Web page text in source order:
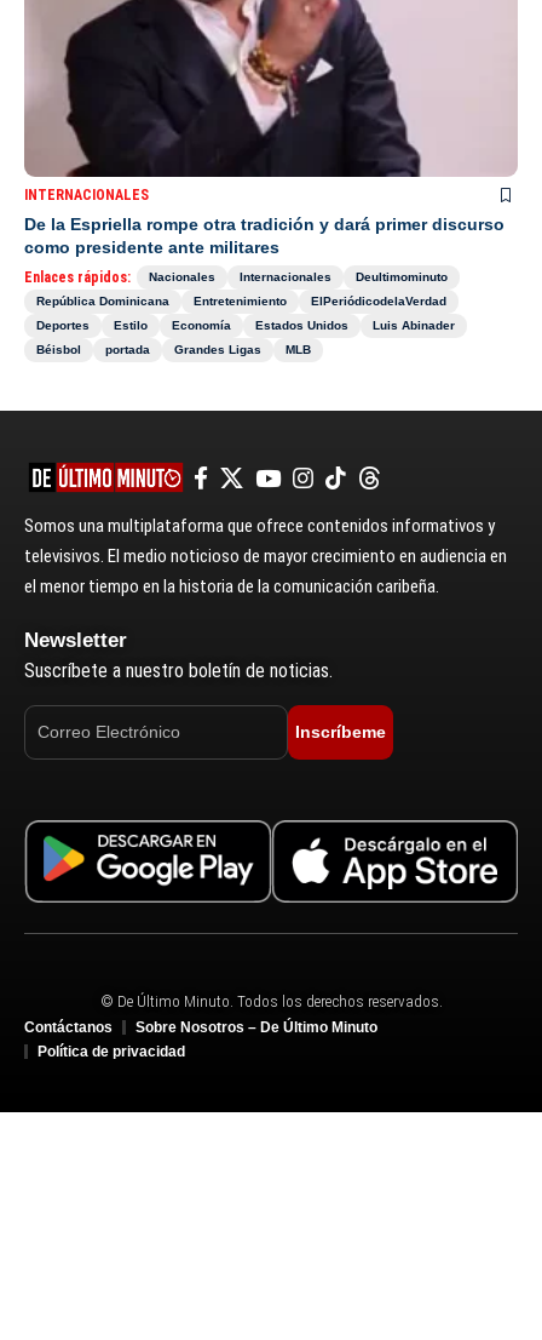
INTERNACIONALES
De la Espriella rompe otra tradición y dará primer discurso
como presidente ante militares
Enlaces rápidos: Nacionales Internacionales
Deultimominuto
República Dominicana
Entretenimiento
ElPeriódicodelaVerdad
Deportes
Estilo Economía Estados Unidos
Luis Abinader
Béisbol
portada Grandes Ligas MLB
Somos una multiplataforma que ofrece contenidos informativos y
televisivos. El medio noticioso de mayor crecimiento en audiencia en
el menor tiempo en la historia de la comunicación caribeña.
Newsletter
Suscríbete a nuestro boletín de noticias.
Inscríbeme
© De Último Minuto. Todos los derechos reservados.
Contáctanos
Sobre Nosotros – De Último Minuto
Política de privacidad